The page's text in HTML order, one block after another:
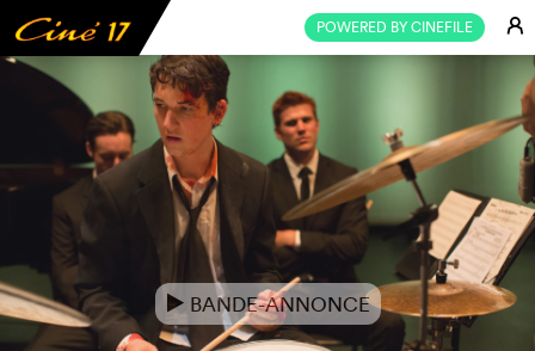
POWERED BY CINEFILE E
e BANDE-ANNONCE